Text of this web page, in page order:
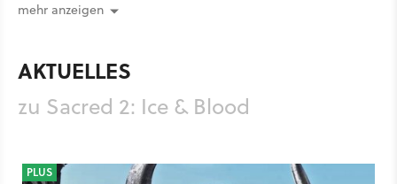
mehr anzeigen
AKTUELLES
zu Sacred 2: Ice & Blood
PLUS